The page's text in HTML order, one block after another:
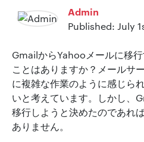
Admin
Published: July
GmailからYahooメールに移
ことはありますか？メールサ
に複雑な作業のように感じら
いと考えています。しかし、
移行しようと決めたのであれ
ありません。